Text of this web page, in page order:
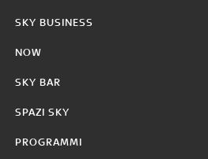
SKY BUSINESS
NOW
SKY BAR
SPAZI SKY
PROGRAMMI